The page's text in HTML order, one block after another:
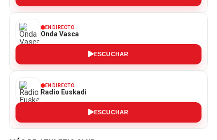
EN DIRECTO
Onda Vasca
ESCUCHAR
EN DIRECTO
Radio Euskadi
ESCUCHAR